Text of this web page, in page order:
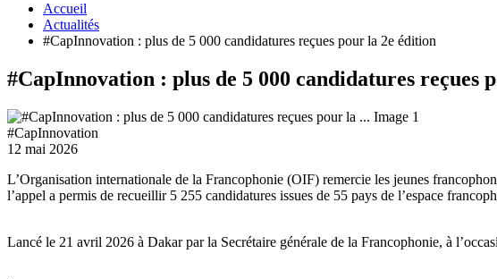
Accueil
Actualités
#CapInnovation : plus de 5 000 candidatures reçues pour la 2e édition
#CapInnovation : plus de 5 000 candidatures reçues
#CapInnovation
12 mai 2026
L’Organisation internationale de la Francophonie (OIF) remercie les jeunes
l’appel a permis de recueillir 5 255 candidatures issues de 55 pays de l’espace
Lancé le 21 avril 2026 à Dakar par la Secrétaire générale de la Francophonie, à